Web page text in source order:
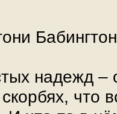
надежд
что